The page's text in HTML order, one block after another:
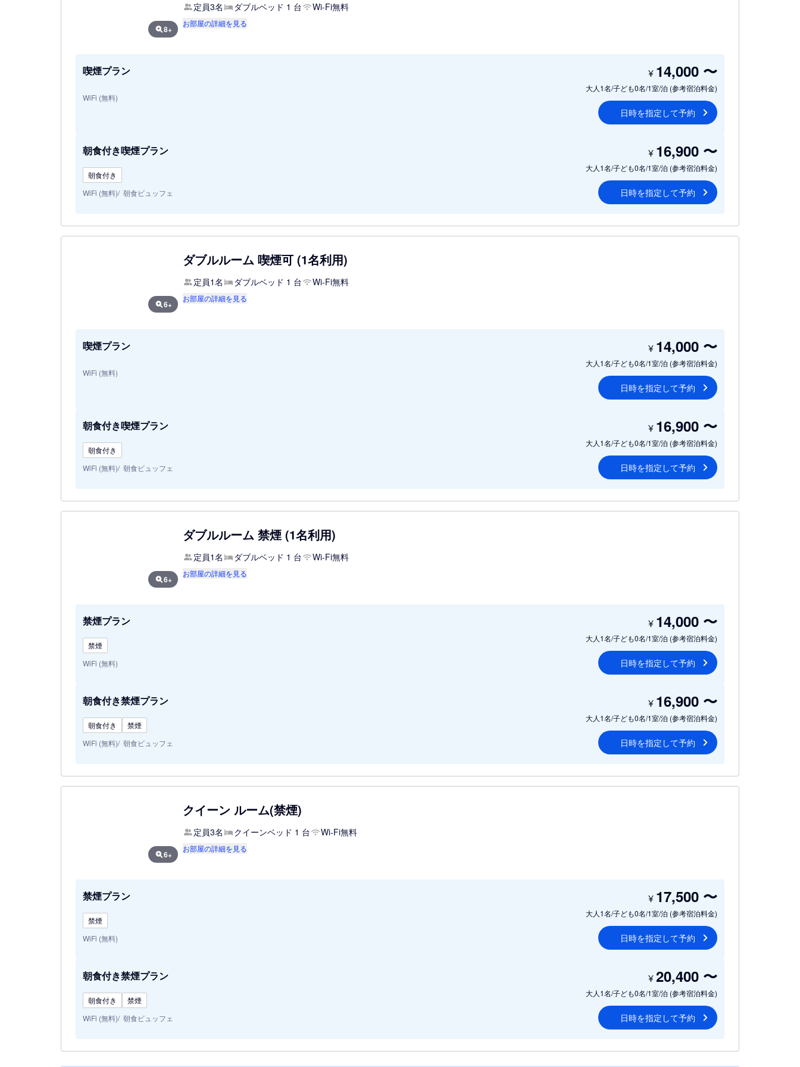
8+
定員3名 ダブルベッド 1 台 Wi-Fi無料
お部屋の詳細を見る
喫煙プラン
WiFi (無料)
大人1名/子ども0名/1室/泊 (参考宿泊料金)
¥ 14,000 〜
日時を指定して予約
朝食付き喫煙プラン
朝食付き
WiFi (無料) 朝食ビュッフェ
大人1名/子ども0名/1室/泊 (参考宿泊料金)
¥ 16,900 〜
日時を指定して予約
6+
ダブルルーム 喫煙可 (1名利用)
定員1名 ダブルベッド 1 台 Wi-Fi無料
お部屋の詳細を見る
喫煙プラン
WiFi (無料)
大人1名/子ども0名/1室/泊 (参考宿泊料金)
¥ 14,000 〜
日時を指定して予約
朝食付き喫煙プラン
朝食付き
WiFi (無料) 朝食ビュッフェ
大人1名/子ども0名/1室/泊 (参考宿泊料金)
¥ 16,900 〜
日時を指定して予約
6+
ダブルルーム 禁煙 (1名利用)
定員1名 ダブルベッド 1 台 Wi-Fi無料
お部屋の詳細を見る
禁煙プラン
禁煙
WiFi (無料)
大人1名/子ども0名/1室/泊 (参考宿泊料金)
¥ 14,000 〜
日時を指定して予約
朝食付き禁煙プラン
朝食付き
禁煙
WiFi (無料) 朝食ビュッフェ
大人1名/子ども0名/1室/泊 (参考宿泊料金)
¥ 16,900 〜
日時を指定して予約
6+
クイーン ルーム(禁煙)
定員3名 クイーンベッド 1 台 Wi-Fi無料
お部屋の詳細を見る
禁煙プラン
禁煙
WiFi (無料)
大人1名/子ども0名/1室/泊 (参考宿泊料金)
¥ 17,500 〜
日時を指定して予約
朝食付き禁煙プラン
朝食付き
禁煙
WiFi (無料) 朝食ビュッフェ
大人1名/子ども0名/1室/泊 (参考宿泊料金)
¥20,400 〜
日時を指定して予約